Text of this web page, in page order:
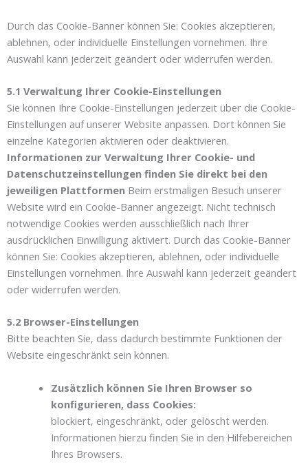
Durch das Cookie-Banner können Sie: Cookies akzeptieren,
ablehnen, oder individuelle Einstellungen vornehmen. Ihre
Auswahl kann jederzeit geändert oder widerrufen werden.
5.1 Verwaltung Ihrer Cookie-Einstellungen
Sie können Ihre Cookie-Einstellungen jederzeit über die Cookie-
Einstellungen auf unserer Website anpassen. Dort können Sie
einzelne Kategorien aktivieren oder deaktivieren.
Informationen zur Verwaltung Ihrer Cookie- und
Datenschutzeinstellungen finden Sie direkt bei den
jeweiligen Plattformen Beim erstmaligen Besuch unserer
Website wird ein Cookie-Banner angezeigt. Nicht technisch
notwendige Cookies werden ausschließlich nach Ihrer
ausdrücklichen Einwilligung aktiviert. Durch das Cookie-Banner
können Sie: Cookies akzeptieren, ablehnen, oder individuelle
Einstellungen vornehmen. Ihre Auswahl kann jederzeit geändert
oder widerrufen werden.
5.2 Browser-Einstellungen
Bitte beachten Sie, dass dadurch bestimmte Funktionen der
Website eingeschränkt sein können.
Zusätzlich können Sie Ihren Browser so
konfigurieren, dass Cookies:
blockiert, eingeschränkt, oder gelöscht werden.
Informationen hierzu finden Sie in den Hilfebereichen
Ihres Browsers.